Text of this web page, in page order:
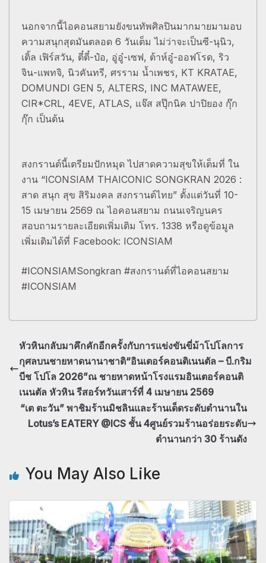
นอกจากนี้ไอคอนสยามยังขนทัพศิลปินมากมายมามอบ
ความสนุกสุดมันตลอด 6 วันเต็ม ไม่ว่าจะเป็นซี-นุนิว,
เติ้ล เฟิร์สวัน, ตี๋ตี๋-ป๋อ, อู่อู๋-เซฟ, ต้าห์อู๋-ออฟโรด, ริว
จิน-แพทจิ, นิวคันทรี, ศรราม น้ำเพชร, KT KRATAE,
DOMUNDI GEN 5, ALTERS, INC MATAWEE,
CIR*CRL, 4EVE, ATLAS, แจ๊ส สปุ๊กนิค ปาปิยอง กุ๊ก
กุ๊ก เป็นต้น
สงกรานต์นี้เตรียมปักหมุด ไปสาดความสุขให้เต็มที่ ใน
งาน “ICONSIAM THAICONIC SONGKRAN 2026 :
สาด สนุก สุข สิริมงคล สงกรานต์ไทย” ตั้งแต่วันที่ 10-
15 เมษายน 2569 ณ ไอคอนสยาม ถนนเจริญนคร
สอบถามรายละเอียดเพิ่มเติม โทร. 1338 หรือดูข้อมูล
เพิ่มเติมได้ที่ Facebook: ICONSIAM
#ICONSIAMSongkran #สงกรานต์ที่ไอคอนสยาม
#ICONSIAM
หัวหินกลับมาคึกคักอีกครั้งกับการแข่งขันขี่ม้าโปโลการ
กุศลบนชายหาดนานาชาติ“อินเตอร์คอนติเนนตัล – บี.กริม
บีช โปโล 2026”ณ ชายหาดหน้าโรงแรมอินเตอร์คอนติ
เนนตัล หัวหิน รีสอร์ทวันเสาร์ที่ 4 เมษายน 2569
“เต ตะวัน” พาชิมร้านมิชลินและร้านเด็ดระดับตำนานใน
Lotus’s EATERY @ICS ชั้น 4ศูนย์รวมร้านอร่อยระดับ
ตำนานกว่า 30 ร้านดัง
You May Also Like